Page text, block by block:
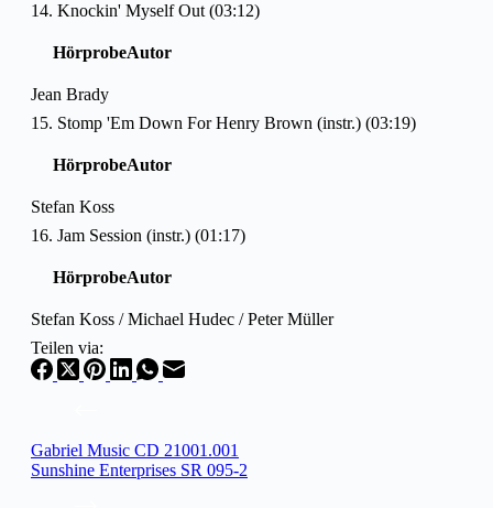
14. Knockin' Myself Out (03:12)
HörprobeAutor
Jean Brady
15. Stomp 'Em Down For Henry Brown (instr.) (03:19)
HörprobeAutor
Stefan Koss
16. Jam Session (instr.) (01:17)
HörprobeAutor
Stefan Koss / Michael Hudec / Peter Müller
Teilen via:
Gabriel Music CD 21001.001
Sunshine Enterprises SR 095-2